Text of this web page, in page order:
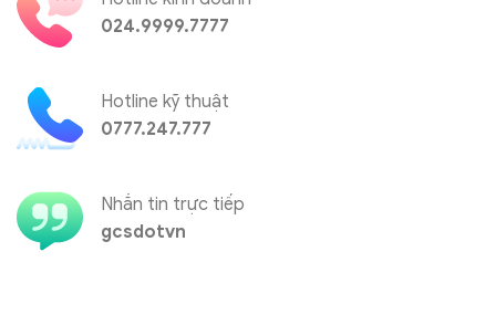
024.9999.7777
Hotline kỹ thuật
0777.247.777
Nhắn tin trực tiếp
gcsdotvn